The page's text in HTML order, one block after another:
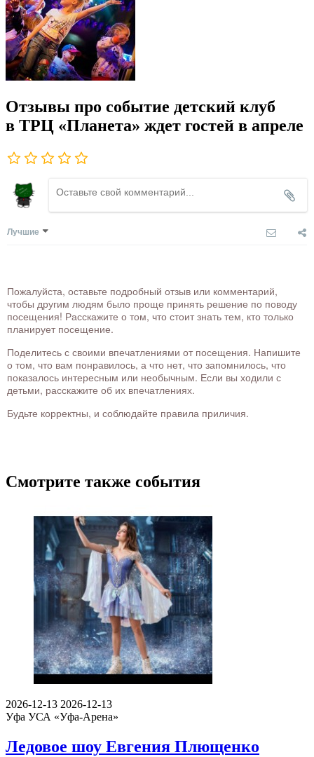
Отзывы про событие детский клуб
в ТРЦ «Планета» ждет гостей в апреле
Лучшие
Пожалуйста, оставьте подробный отзыв или комментарий,
чтобы другим людям было проще принять решение по поводу
посещения! Расскажите о том, что стоит знать тем, кто только
планирует посещение.
Поделитесь с своими впечатлениями от посещения. Напишите
о том, что вам понравилось, а что нет, что запомнилось, что
показалось интересным или необычным. Если вы ходили с
детьми, расскажите об их впечатлениях.
Будьте корректны, и соблюдайте правила приличия.
Смотрите также события
2026-12-13 2026-12-13
Уфа УСА «Уфа-Арена»
Ледовое шоу Евгения Плющенко